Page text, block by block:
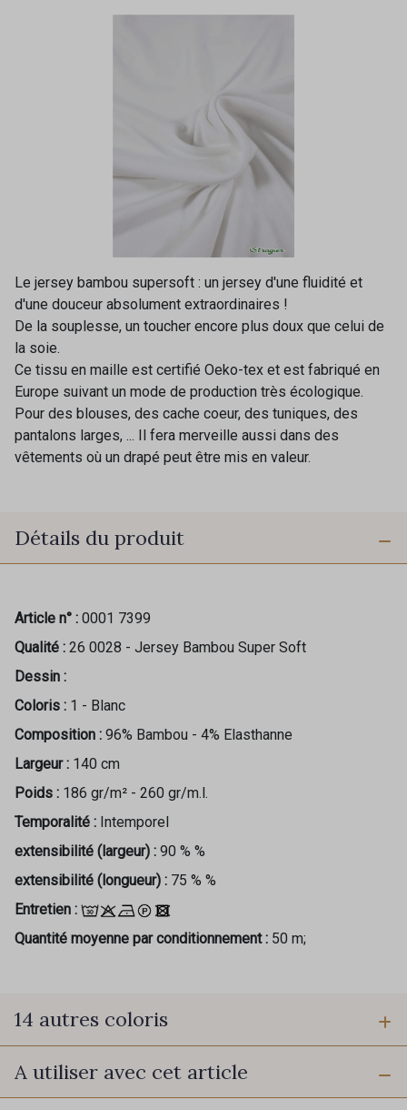
Le jersey bambou supersoft : un jersey d'une fluidité et
d'une douceur absolument extraordinaires !
De la souplesse, un toucher encore plus doux que celui de
la soie.
Ce tissu en maille est certifié Oeko-tex et est fabriqué en
Europe suivant un mode de production très écologique.
Pour des blouses, des cache coeur, des tuniques, des
pantalons larges, ... Il fera merveille aussi dans des
vêtements où un drapé peut être mis en valeur.
Détails du produit
Article n° : 0001 7399
Qualité : 26 0028 - Jersey Bambou Super Soft
Dessin :
Coloris : 1 - Blanc
Composition : 96% Bambou - 4% Elasthanne
Largeur : 140 cm
Poids : 186 gr/m² - 260 gr/m.l.
Temporalité : Intemporel
extensibilité (largeur) : 90 % %
extensibilité (longueur) : 75 % %
Entretien :
Quantité moyenne par conditionnement : 50 m;
14 autres coloris
2 - Ivoire 3 - Beige Galet
A utiliser avec cet article
Cadeau : 10% offerts sur votre
commande !